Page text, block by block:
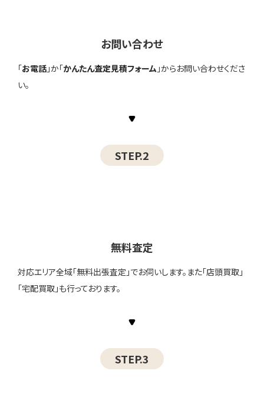
お問い合わせ
「お電話 」か「かんたん査定見積フォーム 」からお問い合わせくださ
い。
STEP.2
無料査定
対応エリア全域「無料出張査定」でお伺いします。また「店頭買取」
「宅配買取」も行っております。
STEP.3